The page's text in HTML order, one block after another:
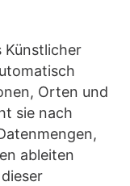
Künstlicher
Orten und
sie nach
ableiten